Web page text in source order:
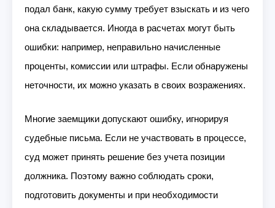
подал банк, какую сумму требует взыскать и из чего
она складывается. Иногда в расчетах могут быть
ошибки: например, неправильно начисленные
проценты, комиссии или штрафы. Если обнаружены
неточности, их можно указать в своих возражениях.
Многие заемщики допускают ошибку, игнорируя
судебные письма. Если не участвовать в процессе,
суд может принять решение без учета позиции
должника. Поэтому важно соблюдать сроки,
подготовить документы и при необходимости